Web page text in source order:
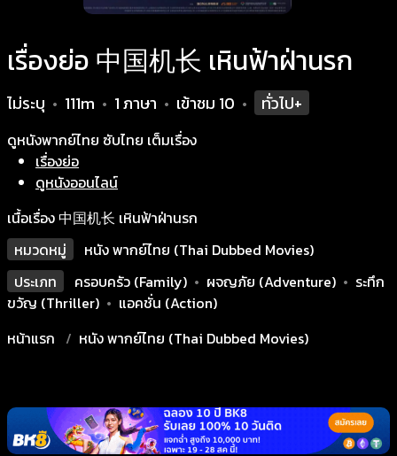
เรื่องย่อ 中国机长 เหินฟ้าฝ่านรก
ไม่ระบุ • 111m • 1 ภาษา • เข้าชม 10 • ทั่วไป+
ดูหนังพากย์ไทย ซับไทย เต็มเรื่อง
เรื่องย่อ
ดูหนังออนไลน์
เนื้อเรื่อง 中国机长 เหินฟ้าฝ่านรก
หมวดหมู่
หนัง พากย์ไทย (Thai Dubbed Movies)
ประเภท
ครอบครัว (Family) • ผจญภัย (Adventure) • ระทึก
ขวัญ (Thriller) • แอคชั่น (Action)
หน้าแรก
หนัง พากย์ไทย (Thai Dubbed Movies)